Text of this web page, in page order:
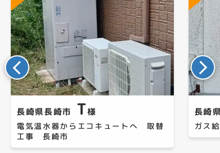
長崎県長崎市 T様
電気温水器からエコキュートへ 取替
工事 長崎市
長崎
ガス